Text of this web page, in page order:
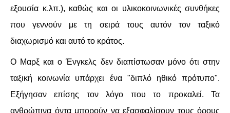
εξουσία κ.λπ.), καθώς και οι υλικοκοινωνικές συνθήκες
που γεννούν με τη σειρά τους αυτόν τον ταξικό
διαχωρισμό και αυτό το κράτος.
Ο Μαρξ και ο Ένγκελς δεν διαπίστωσαν μόνο ότι στην
ταξική κοινωνία υπάρχει ένα "διπλό ηθικό πρότυπο".
Εξήγησαν επίσης τον λόγο που το προκαλεί. Τα
ανθρώπινα όντα μπορούν να εξασφαλίσουν τους όρους